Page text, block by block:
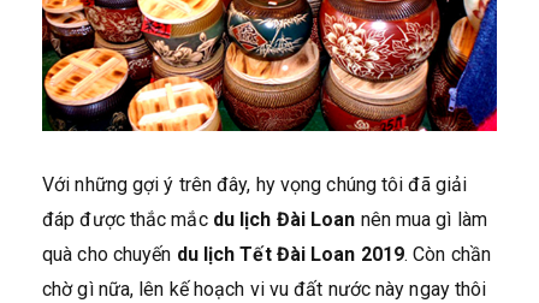
Với những gợi ý trên đây, hy vọng chúng tôi đã giải
đáp được thắc mắc du lịch Đài Loan nên mua gì làm
quà cho chuyến du lịchTếtĐài Loan 2019. Còn chần
chờ gì nữa, lên kế hoạch vi vu đất nước này ngay thôi